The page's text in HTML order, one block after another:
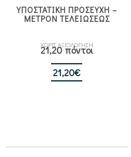
ΥΠΟΣΤΑΤΙΚΗ ΠΡΟΣΕΥΧΗ –
ΜΕΤΡΟΝ ΤΕΛΕΙΩΣΕΩΣ
ΧΩΡΙΣ ΑΞΙΟΛΟΓΗΣΗ
21,20 πόντοι
21,20€